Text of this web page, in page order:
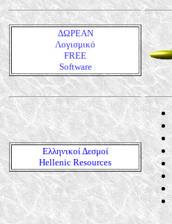
ΔΩΡΕΑΝ
Λογισμικό
FREE
Software
Ελληνικοί Δεσμοί
Hellenic Resources